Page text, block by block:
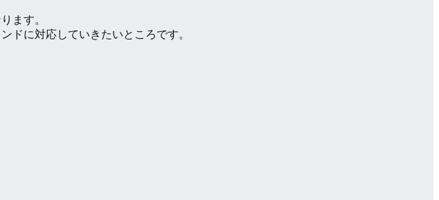
ます。
ドに対応していきたいところです。